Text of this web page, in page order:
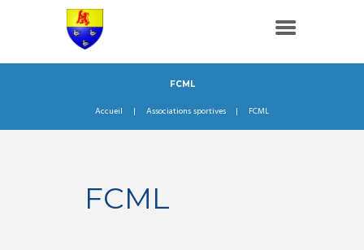
FCML
Accueil Associations sportives FCML
FCML